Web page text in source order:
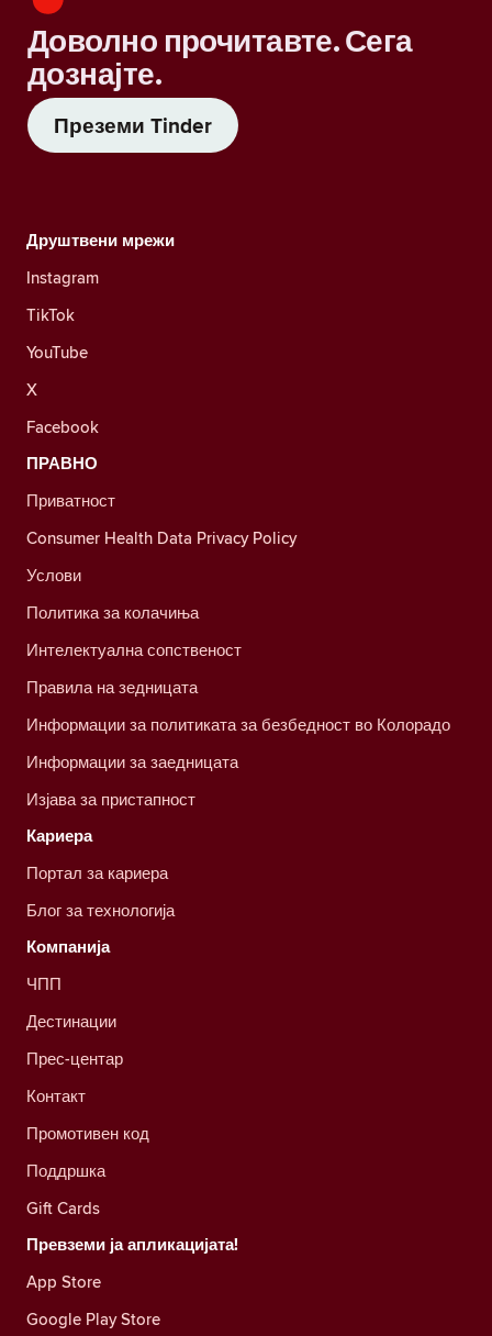
Доволно прочитавте. Сега
дознајте.
Преземи Tinder
Друштвени мрежи
Instagram
TikTok
YouTube
X
Facebook
ПРАВНО
Приватност
Consumer Health Data Privacy Policy
Услови
Политика за колачиња
Интелектуална сопственост
Правила на зедницата
Информации за политиката за безбедност во Колорадо
Информации за заедницата
Изјава за пристапност
Кариера
Портал за кариера
Блог за технологија
Компанија
ЧПП
Дестинации
Прес-центар
Контакт
Промотивен код
Поддршка
Gift Cards
Превземи ја апликацијата!
App Store
Google Play Store